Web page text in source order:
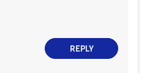
REPLY